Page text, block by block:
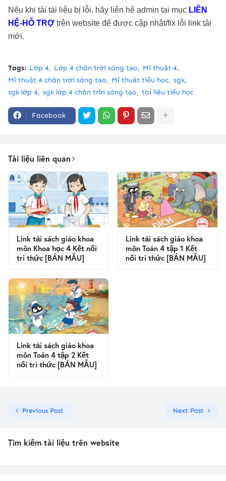
Nếu khi tải tài liệu bị lỗi, hãy liên hệ admin tại mục LIÊN
HỆ-HỖ TRỢ trên website để được cập nhật/fix lỗi link tải
mới.
Tags: Lớp 4 Lớp 4 chân trời sáng tạo
Mĩ thuật 4
Mĩ thuật 4 chân trời sáng tạo
Mĩ thuật tiểu học sgk
sgk lớp 4 sgk lớp 4 chân trời sáng tạo tài liệu tiểu học
Facebook
Tài liệu liên quan
Link tải sách giáo khoa
môn Khoa học 4 Kết nối
tri thức [BẢN MẪU]
Link tải sách giáo khoa
môn Toán 4 tập 1 Kết
nối tri thức [BẢN MẪU]
Link tải sách giáo khoa
môn Toán 4 tập 2 Kết
nối tri thức [BẢN MẪU]
Previous Post Next Post
Tìm kiếm tài liệu trên website